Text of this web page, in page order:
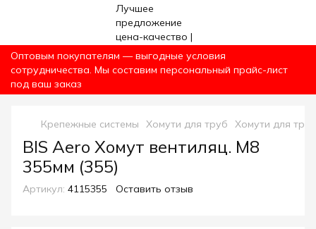
Оптовым покупателям — выгодные условия
сотрудничества. Мы составим персональный прайс-лист
под ваш заказ
Крепежные системы Хомути для труб Хомути для
BIS Aero Хомут вентиляц. М8
355мм (355)
Артикул: 4115355 Оставить отзыв